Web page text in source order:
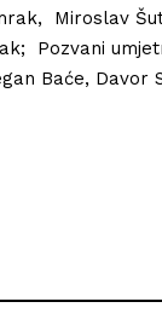
Miroslav
Pozvani
Baće, Davor